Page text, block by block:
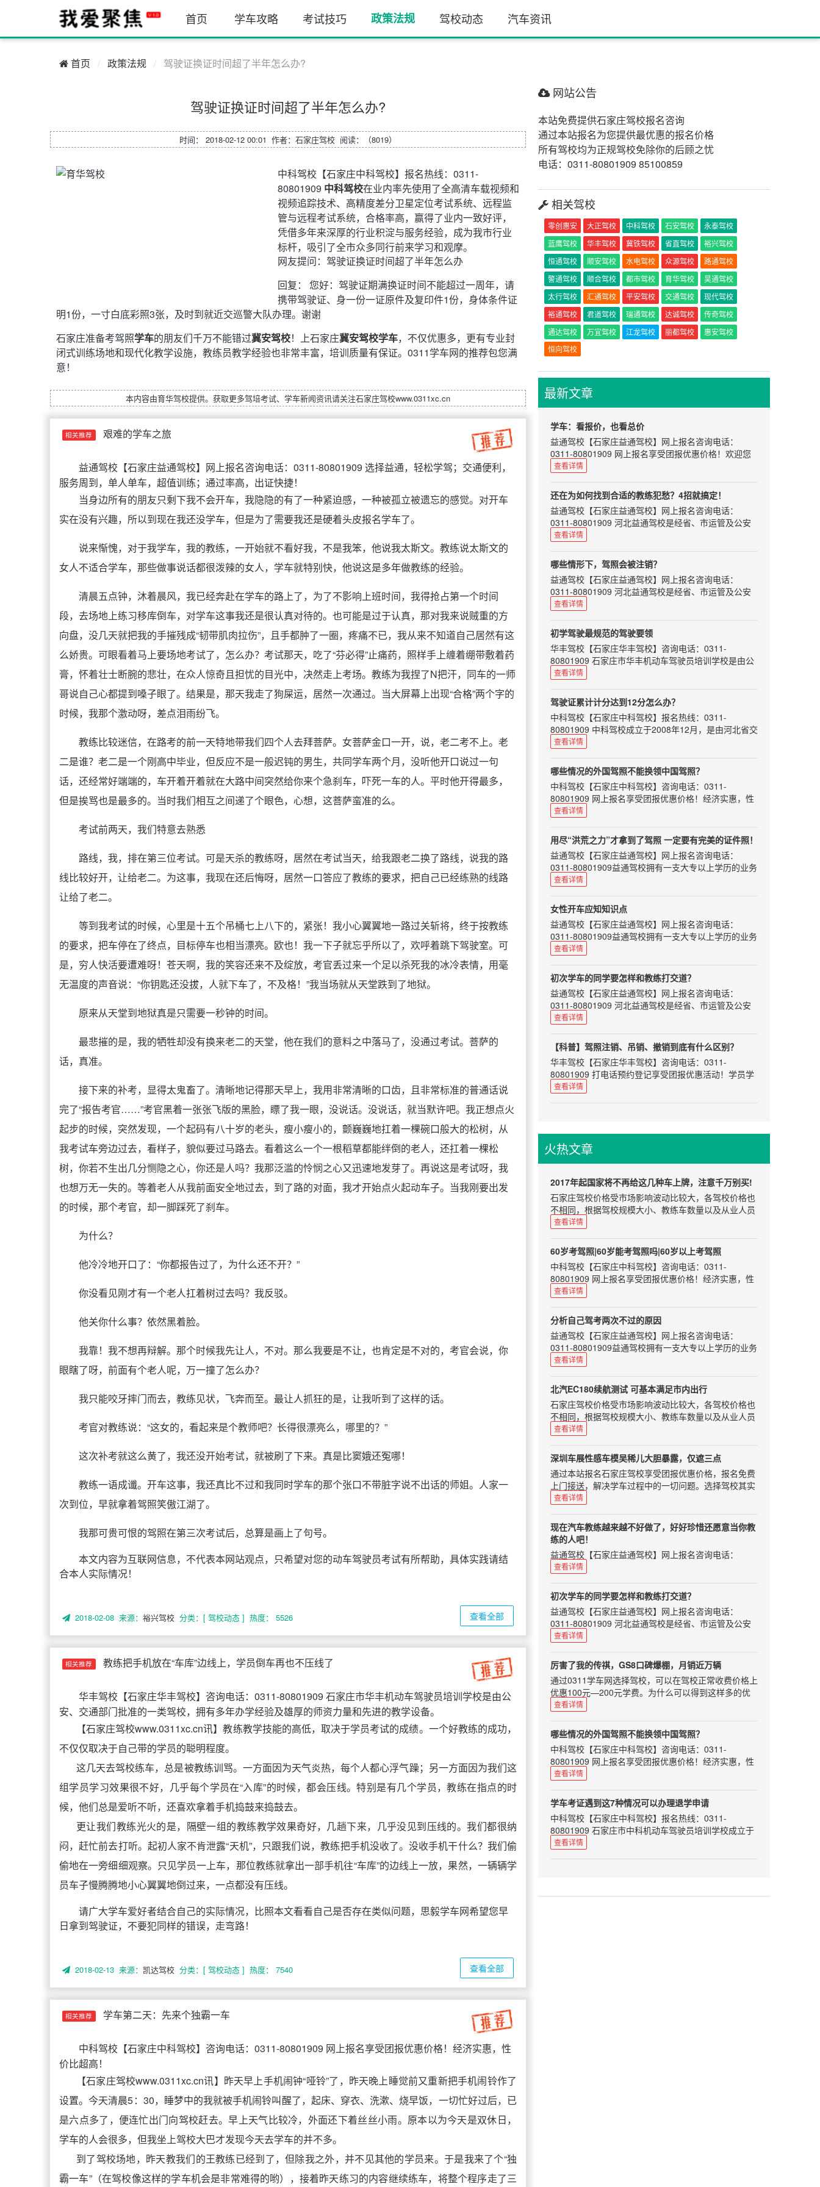
首页 学车攻略 考试技巧 政策法规 驾校动态 汽车资讯
首页 政策法规 驾驶证换证时间超了半年怎么办?
驾驶证换证时间超了半年怎么办?
时间： 2018-02-12 00:01 作者： 石家庄驾校 阅读：（8019）
中科驾校 【石家庄中科驾校】报名热线：0311-
80801909 中科驾校在业内率先使用了全高清车载视频和
视频追踪技术、高精度差分卫星定位考试系统、远程监
管与远程考试系统，合格率高，赢得了业内一致好评，
凭借多年来深厚的行业积淀与服务经验，成为我市行业
标杆，吸引了全市众多同行前来学习和观摩。
网友提问：驾驶证换证时间超了半年怎么办
回复： 您好：驾驶证期满换证时间不能超过一周年，请
携带驾驶证、身一份一证原件及复印件1份，身体条件证
明1份，一寸白底彩照3张，及时到就近交巡警大队办理。谢谢
石家庄准备考驾照学车的朋友们千万不能错过冀安驾校！上石家庄冀安驾校学车，不仅优惠多，更有专业封
闭式训练场地和现代化教学设施，教练员教学经验也非常丰富，培训质量有保证。0311学车网的推荐包您满
意！
本内容由育华驾校提供。获取更多驾培考试、学车新闻资讯请关注石家庄驾校www.0311xc.cn
相关推荐 艰难的学车之旅
益通驾校 【石家庄益通驾校】网上报名咨询电话：0311-80801909 选择益通，轻松学驾；交通便利，
服务周到，单人单车，超值训练；通过率高，出证快捷！
当身边所有的朋友只剩下我不会开车，我隐隐的有了一种紧迫感，一种被孤立被遗忘的感觉。对开车
实在没有兴趣，所以到现在我还没学车，但是为了需要我还是硬着头皮报名学车了。
说来惭愧，对于我学车，我的教练，一开始就不看好我，不是我笨，他说我太斯文。教练说太斯文的
女人不适合学车，那些做事说话都很泼辣的女人，学车就特别快，他说这是多年做教练的经验。
清晨五点钟，沐着晨风，我已经奔赴在学车的路上了，为了不影响上班时间，我得抢占第一个时间
段，去场地上练习移库倒车，对学车这事我还是很认真对待的。也可能是过于认真，那对我来说贼重的方
向盘，没几天就把我的手摧残成“韧带肌肉拉伤”，且手都肿了一圈，疼痛不已，我从来不知道自己居然有这
么娇贵。可眼看着马上要场地考试了，怎么办？考试那天，吃了“芬必得”止痛药，照样手上缠着绷带敷着药
膏，怀着壮士断腕的悲壮，在众人惊奇且担忧的目光中，决然走上考场。教练为我捏了N把汗，同车的一师
哥说自己心都提到嗓子眼了。结果是，那天我走了狗屎运，居然一次通过。当大屏幕上出现“合格”两个字的
时候，我那个激动呀，差点泪雨纷飞。
教练比较迷信，在路考的前一天特地带我们四个人去拜菩萨。女菩萨金口一开，说，老二考不上。老
二是谁？老二是一个刚高中毕业，但反应不是一般迟钝的男生，共同学车两个月，没听他开口说过一句
话，还经常好端端的，车开着开着就在大路中间突然给你来个急刹车，吓死一车的人。平时他开得最多，
但是挨骂也是最多的。当时我们相互之间递了个眼色，心想，这菩萨蛮准的么。
考试前两天，我们特意去熟悉
路线，我，排在第三位考试。可是天杀的教练呀，居然在考试当天，给我跟老二换了路线，说我的路
线比较好开，让给老二。为这事，我现在还后悔呀，居然一口答应了教练的要求，把自己已经练熟的线路
让给了老二。
等到我考试的时候，心里是十五个吊桶七上八下的，紧张！我小心翼翼地一路过关斩将，终于按教练
的要求，把车停在了终点，目标停车也相当漂亮。欧也！我一下子就忘乎所以了，欢呼着跳下驾驶室。可
是，穷人快活要遭难呀！苍天啊，我的笑容还来不及绽放，考官丢过来一个足以杀死我的冰冷表情，用毫
无温度的声音说：“你钥匙还没拔，人就下车了，不及格！”我当场就从天堂跌到了地狱。
原来从天堂到地狱真是只需要一秒钟的时间。
最悲摧的是，我的牺牲却没有换来老二的天堂，他在我们的意料之中落马了，没通过考试。菩萨的
话，真准。
接下来的补考，显得太鬼畜了。清晰地记得那天早上，我用非常清晰的口齿，且非常标准的普通话说
完了“报告考官……”考官黑着一张张飞版的黑脸，瞟了我一眼，没说话。没说话，就当默许吧。我正想点火
起步的时候，突然发现，一个起码有八十岁的老头，瘦小瘦小的，颤巍巍地扛着一棵碗口般大的松树，从
我考试车旁边过去，看样子，貌似要过马路去。看着这么一个一根稻草都能绊倒的老人，还扛着一棵松
树，你若不生出几分恻隐之心，你还是人吗？我那泛滥的怜悯之心又迅速地发芽了。再说这是考试呀，我
也想万无一失的。等着老人从我前面安全地过去，到了路的对面，我才开始点火起动车子。当我刚要出发
的时候，那个考官，却一脚踩死了刹车。
为什么？
他冷冷地开口了：“你都报告过了，为什么还不开？”
你没看见刚才有一个老人扛着树过去吗？我反驳。
他关你什么事？依然黑着脸。
我靠！我不想再辩解。那个时候我先让人，不对。那么我要是不让，也肯定是不对的，考官会说，你
眼瞎了呀，前面有个老人呢，万一撞了怎么办？
我只能咬牙摔门而去，教练见状，飞奔而至。最让人抓狂的是，让我听到了这样的话。
考官对教练说：“这女的，看起来是个教师吧？长得很漂亮么，哪里的？”
这次补考就这么黄了，我还没开始考试，就被刷了下来。真是比窦娥还冤哪！
教练一语成谶。开车这事，我还真比不过和我同时学车的那个张口不带脏字说不出话的师姐。人家一
次到位，早就拿着驾照笑傲江湖了。
我那可贵可恨的驾照在第三次考试后，总算是画上了句号。
本文内容为互联网信息，不代表本网站观点，只希望对您的动车驾驶员考试有所帮助，具体实践请结
合本人实际情况！
2018-02-08 来源：裕兴驾校 分类：[ 驾校动态 ] 热度： 5526 查看全部
相关推荐 教练把手机放在“车库”边线上，学员倒车再也不压线了
华丰驾校 【石家庄华丰驾校】咨询电话：0311-80801909 石家庄市华丰机动车驾驶员培训学校是由公
安、交通部门批准的一类驾校，拥有多年办学经验及雄厚的师资力量和先进的教学设备。
【石家庄驾校www.0311xc.cn讯】教练教学技能的高低，取决于学员考试的成绩。一个好教练的成功，
不仅仅取决于自己带的学员的聪明程度。
这几天去驾校练车，总是被教练训骂。一方面因为天气炎热，每个人都心浮气躁；另一方面因为我们这
组学员学习效果很不好，几乎每个学员在“入库”的时候，都会压线。特别是有几个学员，教练在指点的时
候，他们总是爱听不听，还喜欢拿着手机捣鼓来捣鼓去。
更让我们教练光火的是，隔壁一组的教练教学效果奇好，几趟下来，几乎没见到压线的。我们都很纳
闷，赶忙前去打听。起初人家不肯泄露“天机”，只跟我们说，教练把手机没收了。没收手机干什么？我们偷
偷地在一旁细细观察。只见学员一上车，那位教练就拿出一部手机往“车库”的边线上一放，果然，一辆辆学
员车子慢腾腾地小心翼翼地倒过来，一点都没有压线。
请广大学车爱好者结合自己的实际情况，比照本文看看自己是否存在类似问题，思毅学车网希望您早
日拿到驾驶证，不要犯同样的错误，走弯路！
2018-02-13 来源： 凯达驾校 分类：[ 驾校动态 ] 热度： 7540 查看全部
相关推荐 学车第二天：先来个独霸一车
中科驾校 【石家庄中科驾校】咨询电话：0311-80801909 网上报名享受团报优惠价格！经济实惠，性
价比超高！
【石家庄驾校www.0311xc.cn讯】昨天早上手机闹钟“哑铃”了，昨天晚上睡觉前又重新把手机闹铃作了
设置。今天清晨5：30，睡梦中的我就被手机闹铃叫醒了，起床、穿衣、洗漱、烧早饭，一切忙好过后，已
是六点多了，便连忙出门向驾校赶去。早上天气比较冷，外面还下着丝丝小雨。原本以为今天是双休日，
学车的人会很多，但我坐上驾校大巴才发现今天去学车的并不多。
到了驾校场地，昨天教我们的王教练已经到了，但除我之外，并不见其他的学员来。于是我来了个“独
霸一车”（在驾校像这样的学车机会是非常难得的哟），接着昨天练习的内容继续练车，将整个程序走了三
网站公告
本站免费提供石家庄驾校报名咨询
通过本站报名为您提供最优惠的报名价格
所有驾校均为正规驾校免除你的后顾之忧
电话：0311-80801909 85100859
相关驾校
零创惠安 大正驾校 中科驾校 石安驾校
永泰驾校
蓝鹰驾校
华丰驾校 冀铁驾校 省直驾校
裕兴驾校
恒通驾校
顺安驾校 水电驾校 众源驾校
路通驾校
警通驾校
顺合驾校 都市驾校 育华驾校
昊通驾校
太行驾校
汇通驾校 平安驾校 交通驾校
现代驾校
裕通驾校
君道驾校 瑞通驾校 达诚驾校
传奇驾校
通达驾校
万宜驾校 江龙驾校 丽都驾校
惠安驾校
恒向驾校
最新文章
学车：看报价，也看总价
益通驾校 【石家庄益通驾校】网上报名咨询电话：
0311-80801909 网上报名享受团报优惠价格！欢迎您
来河北益通驾校学车！训练场地教学科目齐全，统一按
部分地区存在这样的现象：可能当地的平均费用是
5000，但是有的驾校报价却在4000左右徘徊。撇开其
所在驾校可能比较偏，场地、人工成本比较低外，有没
有可能存在恶意竞争的情况。即：为了先圈学员进来，
然后再以“接送费”、“插队费”等各种名目来征收其中的
也许确实会有这样的情况：部分驾校的场地较便宜、或
是驾校部分让利，从而使其驾考价格低于当地平均水平
几百块，但是这种上千块的报价落差可能会存在猫腻
所以，学车的话，看驾校的报价，更需要的看的是总
价。
可能你是第一次报名，你身...
查看详情
还在为如何找到合适的教练犯愁？4招就搞定！
益通驾校 【石家庄益通驾校】网上报名咨询电话：
0311-80801909 河北益通驾校是经省、市运管及公安
交通部门正式批准的培训与考场为一体的标准化驾校。
套考试科目。
驾校、教练之于学车的学员，教练则显得格外重要。一
个好的教练不仅能让我们学习到考试技巧，还能在他的
身上学习到正确的驾驶心得。教练水平高低，可以决定
学员技术掌握及拿照速度，所以说选对教练很重要!
这里先列举一些靠谱的好教练的标准：对待学员耐心细
心有责任感；学员难免犯错，对待学员不大吼大叫变相
羞辱；不会向学员收取“好处”；不势力，对每位学员一
视同仁；诙谐幽默…
如何挑选好教练，可谓是困扰广大学员的重要难题了，
好教练就如好对...
查看详情
哪些情形下，驾照会被注销？
益通驾校 【石家庄益通驾校】网上报名咨询电话：
0311-80801909 河北益通驾校是经省、市运管及公安
交通部门正式批准的培训与考场为一体的标准化驾校。
套考试科目。
机动车驾驶人具有下列情形之一的，车辆管理所应当注
销其机动车驾驶证：
一、死亡的；
二、身体条件不适合驾驶机动车的；
三、提出注销申请的；
四、丧失民事行为能力，监护人提出注销申请的；
五、超过机动车驾驶证有效期一年以上未换证的；
六、年龄在60周岁以上，在一个记分周期结束后一年内
未提交身体条件证明的；或者持有大型客车、牵引车、
城市公交车、中型客车、大型货车、无轨电车、有轨电
车准驾车型，在两个记分周期结束后一年内未提交身体
条件证明；或者持...
查看详情
初学驾驶最规范的驾驶要领
华丰驾校 【石家庄华丰驾校】咨询电话：0311-
80801909 石家庄市华丰机动车驾驶员培训学校是由公
安、交通部门批准的一类驾校，拥有多年办学经验及雄
本文给初学驾驶的朋友介绍一些最规范的驾驶要领，希
望对大家有所帮助！
［离合器踏板］ 将左脚掌置于踏板中央，踩时一下踩到
底，抬时自然将膝盖上抬。脚跟一般离开地板，主要以
脚腕和小腿来完成，不许以脚跟为轴。
［加速踏板］ 将右脚跟置于地面，稍向右正对踏板。以
右脚跟为支点脚掌轻轻用力踩踏（平稳地踩下和抬
起）。
［制动器踏板］ 将右脚掌置于制动踏板中央，逐渐用力
踩（平稳地），仍以右脚跟为轴。（不可以看，必须条
件反射式地迅速操作。）
［变速杆］ 手用力不要过大；不必特意...
查看详情
驾驶证累计计分达到12分怎么办？
中科驾校 【石家庄中科驾校】报名热线：0311-
80801909 中科驾校成立于2008年12月，是由河北省交
通管理局指定的驾驶人训练考试场，本着“让每一位学
规模，规范的培训，合理的价位，全力为每位学员提供
尽善尽美热情周到的全方位服务。
道路交通安全违法行为累计记分周期为12个月，满分为
12分，从机动车驾驶证初次领取之日起计算。如果驾驶
证累计计分达到12份该怎么办呢？
第1步：驾驶员在一个记分周期内累计积分达到12分
的，交管部门就会扣留（记住只是扣留，不是吊销）其
机动车驾驶证。
第2步：驾驶员应当在15日内到交管部门，参加为期7天
的道路交通安全法律、法规和相关知识学习。
第3步：进行相关考试，考...
查看详情
哪些情况的外国驾照不能换领中国驾照？
中科驾校 【石家庄中科驾校】咨询电话：0311-
80801909 网上报名享受团报优惠价格！经济实惠，性
价比超高！
持有国际驾照，能否在中国开车呢？交警部门表示：持
国际驾照在中国开车，仍将被视为无证驾驶。在中国境
内驾驶机动车必须申领中国机动车驾驶证。
“国际驾照并不是驾照，只是驾照的多语言翻译文件，
也可以说是一个具有多国语言的驾照公证件。”深圳交
警介绍，根据联合国陆路交通国际条约，授权相关的国
际组织签发给已经在该国拥有驾照的驾驶员，主要目的
是为消除司机在国外驾车时，由于各国对驾照有不同要
求而遇到的障碍。“我国没有加入联合国道路交通公
约，所以，持有国际驾照在我国并不能开车。”
深圳交警介绍，以下情况不可换领中国驾照：1.新
西兰黄色版不能...
查看详情
用尽“洪荒之力”才拿到了驾照 一定要有完美的证件照！
益通驾校 【石家庄益通驾校】网上报名咨询电话：
0311-80801909益通驾校拥有一支大专以上学历的业务
人员和星级、优秀教练队伍，将为您提供全面周到的热
松学车，享受快乐生活。
好不容易历经艰辛拿到了驾照，
要是一打开上面是一张惨不忍睹的照片，
想到要一直丑六年，心情是不是很低落呢！
来来来，都来学着点！
1、准备一张白纸或者白色手绢
把白纸拿在手上或者把手绢铺在自己的大腿上，
别怕丢脸，它会在镜头之外默默支持你的拍照大业。
如果拍摄过写真的同学一定见过白色的反光板吧，
他们作用是一样的哦。
经过反射的灯光打到脸上会让脸看起来更柔和自然，
也能让肌肤看起来更明亮自...
查看详情
女性开车应知知识点
益通驾校 【石家庄益通驾校】网上报名咨询电话：
0311-80801909益通驾校拥有一支大专以上学历的业务
人员和星级、优秀教练队伍，将为您提供全面周到的热
松学车，享受快乐生活。
很多女性对于开车驾驶知识不了解，遇到问题通常束手
无策,面对于驾驶知识不了解这些问题我们又该怎么做
呢？女性开车又该注意什么？
1、不穿高跟鞋
穿着高跟鞋开车隐藏的车祸是其它鞋子的好几倍，
因为不管是不是紧急刹车，滑脚的机率都会比较高，也
有可能扭伤自己的脚。所以建议经常穿高跟鞋的女车
主，可以在车上多放一双平底鞋，下车之后再换回高跟
鞋，一点也不影响你的美丽，还很安全，何乐而不为
呢。
2、手套要少用
查看详情
初次学车的同学要怎样和教练打交道？
益通驾校 【石家庄益通驾校】网上报名咨询电话：
0311-80801909 河北益通驾校是经省、市运管及公安
交通部门正式批准的培训与考场为一体的标准化驾校。
套考试科目。
刚开始学车，许多同学都会问，要怎么样和教练搞好关
系呢？实际上和教练有良好的沟通，不仅能使你的学车
路愉快而充实，而且说不定还能和这位良师结交成以后
生活中的益友。所以初次学车，我们应该注意以下几个
要点。
对教练员尊重。在刚开始学车的过程中说话和行为举止
都应该保持礼貌，像对待老师一样对待你的教练。虽然
查看详情
【科普】驾照注销、吊销、撤销到底有什么区别？
华丰驾校 【石家庄华丰驾校】咨询电话：0311-
80801909 打电话预约登记享受团报优惠活动！学员学
车全程专属客服 星级教练一对一教学！古城东路谈固大
随便就被吊销的。小编这里给大家介绍一下几个概念。
驾照的回收状态认为：注销、吊销、撤销、查扣等。
1驾驶证注销——身体本能丧失
驾驶证注销惩罚的意味比较少，一般有七种情况。注销
后如果条件合适，可以随时再申请驾驶证。
1、死亡的
2、身体条件不适合驾驶机动车的
3、提出注销申请的
4、丧失民事行为能力，监护人提出注销申请的
5、超过机动车驾驶证有效期一年以上未换证的
6、年龄在60周岁以上，在一...
查看详情
火热文章
2017年起国家将不再给这几种车上牌，注意千万别买!
石家庄驾校价格受市场影响波动比较大，各驾校价格也
不相同，根据驾校规模大小、教练车数量以及从业人员
业务水平会有一定浮动，希望准备学车的朋友根据自身
恼。如果您选择驾校时不知从何处下手可以来电咨询我
们，咨询电话：0311-80801909、85100859，报名选
驾校免费咨询，学车考驾照全程指导！目前大部分的进
口车排放标准都是符合国五标准的，可是如果完全放开
进口车的话，可能会有中东(尚还采取欧四标准)和不是
很发达地区的进口车进入中国，因此这也不是能完全保
证的。 自今年的1月1日起，国五标准已经在全国范围
内开始实施了，如果你这时要买车的话，那就千万要小
心了，一定不要买错车了! 那国五标准要怎么实施呢?即
自今年1月1日起，所以不符合国五排放标准的新车，都
不能制造、生产、进口、售卖了。要是你买到的是国四
标准的车，那你的新车就不能上牌了。 那怎么样可以查
询自己买的车是不是国五车呢?当然最直接快捷的方法
就是问商家，不过你要是想自己查的那，那也可以拍下
汽车的铭牌，记录下"整车型号"和"发动机型号";然后上
国家环境保护部机动车环保网进行查询，就可以知道你
吗?在正常情况下，国四的二手车是能在本市进行过户
转让的，部分地区也能跨省或跨市转让。不过根据相关
规定，国四车不能买到大气污染防治重点的地区，比如
京津冀、长三角和珠三角等地区。那国五标准实施后，
国四车会降价吗?按理说商家们为了处理国四车的库
存，是会降价的，不过这还是要看各地区的商家们会怎
么做。虽然是可以在国五出台之前抢购一辆国四车，可
是如果你不打算将它开到报废的话，那还是买国五车比
较好。那进口车都符合国五标准码?目前大部分的进口
车排放标准都是符合国五标准的，可是如果完全放开进
口车的话，可能会有中东(尚还采取欧四标准)和不是很
的。因此实施国五标准之后，最好不要再买低于国五标
准的汽车了，否则最后还是自己吃亏。中科驾校温馨提
醒：请广大学车爱好者结合自己的实际情况，比照本文
看看自己是否存在类似问题，思毅学车网希望您早日拿
到驾驶证，不要犯同样的错误，走弯路！
查看详情
60岁考驾照|60岁能考驾照吗|60岁以上考驾照
中科驾校【石家庄中科驾校】咨询电话：0311-
80801909 网上报名享受团报优惠价格！经济实惠，性
价比超高！ C1、C2证是可以的。 现在很多60岁的没学
个小时不来，要去的地方公交车根本到不了等等问题，
因此需要代步车是一个很要紧的事。 目前根据《机动车
驾驶证申领和使用规定》第十三条，申请机动车驾驶证
的人员，应当符合下列规定：1.申请小型汽车、小型自
动挡汽车、轻便摩托车准驾车型的，应当在18周岁以
上，70周岁以下；2.申请低速载货汽车、三轮汽车、普
通三轮摩托车、普通二轮摩托车或者轮式自行机械车准
驾车型的，应当在18周岁以上，60周岁以下；3.申请城
市公交车、中型客车、大型货车、无轨电车或者有轨电
车准驾车型的，应当在21周岁以上，50周岁以下；4.申
请牵引车准驾车型的，应当在24周岁以上，50周岁以
下；5.申请大型客车准驾车型的，应当在26周岁以上，
50周岁以下。因此如果您年满60周岁，可以申请小型汽
车、小型自动挡汽车、轻便摩托车准驾，这样学完车之
后代步问题就可以很快得到解决，不过很多驾校目前对
于50周岁以上的学员有一定的制约，比如说加收学费，
领先的学车平台，获得了国内知名风险投资的关注，能
帮您一分钟内挑到好的教练，目前受到很多学员的青
睐。0311学车网接到过很多的学员的电话说在最简单的
项目失误了或者在考试中根本不知道该如何操作了，这
本都是可以避免的，最后都挂在了心理问题，总结来说
驾考调整心态最为关键！
查看详情
分析自己驾考两次不过的原因
益通驾校【石家庄益通驾校】网上报名咨询电话：
0311-80801909益通驾校拥有一支大专以上学历的业务
人员和星级、优秀教练队伍，将为您提供全面周到的热
松学车，享受快乐生活。我已经考了两次了，结果还没
过，真的很伤心，不过，我也从中悟出了一些道理。本
人情况本人身高只有一米六0，所以每次考试座椅都向
前移动很多，本人是近视眼400多度带上眼镜才能勉强
看到地线，所以后视镜要调的非常好才行。而我这两次
考试后视镜都调的不好，别的人给我调，对我来讲没
用，只有自己调好。座椅前移可能导致教练讲的看点不
同而造成入库失败，看点有可能要后移。高度近视使我
看地线吃力反映变慢，也会造成入库失败。平时练车轻
松所以基本上倒库成功，考试紧张而导致失败。没事，
加油，我相信自己可以，最后，相信自己一定行。凯达
驾校服务好通过率高，网上预约报名更优惠！学车选驾
校，看重的是什么？价格？服务？还是通过率？这些都
非常重要！0311学车网www.0311xc.cn推荐您选择石家
庄凯达驾校，相信一定不会让你失望的！想要找一所既
优惠，服务又好，通过率又高的驾校，还真应该好好选
务好，保证质量，通过率高！
查看详情
北汽EC180续航测试 可基本满足市内出行
石家庄驾校价格受市场影响波动比较大，各驾校价格也
不相同，根据驾校规模大小、教练车数量以及从业人员
业务水平会有一定浮动，希望准备学车的朋友根据自身
恼。如果您选择驾校时不知从何处下手可以来电咨询我
们，咨询电话：0311-80801909、85100859，报名选
驾校免费咨询，学车考驾照全程指导！在昨天晚上我对
北汽EC180这款车型进行了续航里程的测试，我的出发
地点是十里河地铁站，目的地是房山区长阳镇首创奥特
莱斯，地图显示全程34公里大约需要50分钟左右。随后
返程也做了续航里程的测试，起点为长阳首创奥特莱
斯，终点为朝阳公园南门。 在昨
天晚上我对北汽EC180这款车型进行了续航里程的测
试，我的出发地点是十里河地铁站，目的地是房山区长
阳镇首创奥特莱斯，地图显示全程34公里大约需要50分
钟左右。 测试时间是昨晚下班后，车辆电量处于满电状
态，行车电脑显示的续航里程为179km。车辆总行驶里
程为361公里。记录完数据之后将小计里程清零开始今
天的测试。 行驶路线并非导航所示，是根据自己熟悉的
路线来走的。在整个测试过程中，车辆一直处于D挡，
段。 在第一段续航测试的过程中，暖风并非全程开启，
属于间歇使用，温暖了就关上，冷了就打开。全程所用
时间约为50分钟（期间有停车等待交通信号灯的时
间），暖风使用时间大约在15分钟左右。 到达目的地
后车辆显示的剩余续航里程为128km，车辆实际行驶的
里程为37.6公里，车辆总里程显示398km。通过计算，
车辆行车电脑显示的续航里程减少了51km。车辆实际
行驶的里程为37.6km，两者之间相差13.4公里。 随后
返程也做了续航里程的测试，起点为长阳首创奥特莱
斯，终点为朝阳公园南门。返程过程中，车辆同样处于
D挡，我想的是全程都不使用暖风来为大家进行测试，
了。为了拍摄照片采集素材，所以我将暖风开启，把手
机放在出风口旁取暖，期间使用暖风大约5分钟左右，
待手机正常开机后我就把暖风关掉了。 由于返程时间较
晚，北京市内道路通畅，车辆基本以D挡模式下限制的
最高速度75km/h行驶。最后到达朝阳公园时，车辆行
查看详情
深圳车展性感车模吴稀儿大胆暴露，仅遮三点
通过本站报名石家庄驾校享受团报优惠价格，报名免费
上门接送，解决学车过程中的一切问题。选择驾校其实
很简单：不管您何种的要求，我们都能为您选择最合适
费咨询电话：0311-80801909、85100859！根绝社会
朋友所述，本站小编认真总结认为裕兴驾校是一所性价
比较高的驾校，值得大家选择。选择我们包年满意！严
格按照物价部门的核定收费的，一次性收费，绝无隐性
收费。如果在学车过程中，遇到有个别教练员向学员
“吃、拿、卡、要”，可进行举报，一经查实，将严惩不
怠。
查看详情
现在汽车教练越来越不好做了，好好珍惜还愿意当你教
练的人吧！
益通驾校【石家庄益通驾校】网上报名咨询电话：
0311-80801909 益通驾校配有全新的“雪铁龙”轿车30
亩，配备理论教室、模拟驾驶教室等各项教学管理设施
设备。小编说2016年刚刚过半，大家都能看出来，今年
在机动车驾驶证考试这件事情上改革不断。这件事情，
其实对于学员和汽车教练，都是让人措手不及的。特别
是对于汽车教练来说，今年势必不容易。在这个时候，
请珍惜那些愿意还挥汗如雨为学员当教练的人吧！那么
今年的教练到底难在哪里呢，听小编来给你分析分析：
1学员对自学直考存在误读去年，关于驾考的改革《意
见》出台后，推出了以自学直考为主的驾考改革措施。
这一下子在学员里面炸开了锅，不管是已经报名的学员
还是有意向报名的学员，心里都开始小小的盘算起来。
而且关于自学直考，网上媒体众说纷纭，许多媒体片面
报导可以脱离驾校，自己参加考试；但实际情况是什么
样呢，大家都不清楚。2居住证改革导致招生难最近，
全国很多个省份都在积极开展居住证，这本来是件好
事，更加规范了。但是这件事情遇到考驾照，却也让我
车也要过居住证的槛，限定必须满半年登记才可取得居
住证，让许多人的学车计划搁浅。异地学车这件事情本
来就挺头疼的，现在更是难上加难，很多有意向的学员
也被这道门槛挡在了门外。3教练员从业资格认定被取
消还有一件事情，其实是对我们教练的巨大改革，那就
是国家取消机动车驾驶培训教练员从业资格证认定，换
辛苦苦考来的教练证用来干什么？学员也不够认可你
查看详情
初次学车的同学要怎样和教练打交道？
益通驾校【石家庄益通驾校】网上报名咨询电话：
0311-80801909 河北益通驾校是经省、市运管及公安
交通部门正式批准的培训与考场为一体的标准化驾校。
套考试科目。刚开始学车，许多同学都会问，要怎么样
和教练搞好关系呢？实际上和教练有良好的沟通，不仅
能使你的学车路愉快而充实，而且说不定还能和这位良
师结交成以后生活中的益友。所以初次学车，我们应该
注意以下几个要点。尊重初见教练员应该穿戴整齐，给
教练员留下一个精明干练的印象。而且整齐的着装为你
加分的同时也表明你足够对教练员尊重。在刚开始学车
的过程中说话和行为举止都应该保持礼貌，像对待老师
一样对待你的教练。虽然教练员做的是服务行业，但是
如果你能做到对教练尊敬，教练会感觉你是一个很不错
的年轻人。理解教练员可能在平时的生活中犯一些小小
的错误，这个时候作为学员应该去了解原因理解你的教
练，而不是一味埋怨或者和你的教练对着干。教练员整
天工作十几个小时，重复性的工作，工作环境又很差，
难免会有一些脾气，这个时候你应该练好自己的车，理
解理解你的教练。想想一下，如果自己的父母这么累，
查看详情
厉害了我的传祺，GS8口碑爆棚，月销近万辆
通过0311学车网选择驾校，可以在驾校正常收费价格上
优惠100元—200元学费。为什么可以得到这样多的优
惠呢？本网站作为地方性的学车报名行业网站长期与全
起来的稳定合作关系，形成一个组团报名的形式，驾校
会让利给我们最大的促销价格，所以相比单人普通报名
可以得到更多的优惠。可以说在7座大型SUV里面，传
祺销量上就已经跟上了丰田汉兰达、福特锐界的脚步，
形成三强鼎立的中大型SUV市场格局，成为真正能与合
资抗衡的中国品牌高端SUV。 2016年对于广汽传祺来
说是丰收的一年，品牌总销量超过38万辆，同比大增
96%，远超行业平均增长水平。日前，广汽传祺公布了
最新的销售数据，在刚过去的1月份，广汽传祺销量劲
增31.4%，其中上市不久的七座SUV传祺GS8表现出
色，单月销量达9418辆，占总销量超2成 不再是单骑走
天下的传祺，GS8成为又一主力军 其16.38-25.98万的
望。去年10月底上市以来，其11月销量为2505辆，12
查看详情
哪些情况的外国驾照不能换领中国驾照？
中科驾校【石家庄中科驾校】咨询电话：0311-
80801909 网上报名享受团报优惠价格！经济实惠，性
价比超高！持有国际驾照，能否在中国开车呢？交警部
驶。在中国境内驾驶机动车必须申领中国机动车驾驶
证。“国际驾照并不是驾照，只是驾照的多语言翻译文
件，也可以说是一个具有多国语言的驾照公证件。”深
圳交警介绍，根据联合国陆路交通国际条约，授权相关
的国际组织签发给已经在该国拥有驾照的驾驶员，主要
目的是为消除司机在国外驾车时，由于各国对驾照有不
深圳交警介绍，以下情况不可换领中国驾照：1.新西兰
查看详情
学车考证遇到这7种情况可以办理退学申请
中科驾校【石家庄中科驾校】报名热线：0311-
80801909 石家庄市中科机动车驾驶员培训学校成立于
2008年12月，位于石家庄市裕华区方兴路79号，总投
查看详情